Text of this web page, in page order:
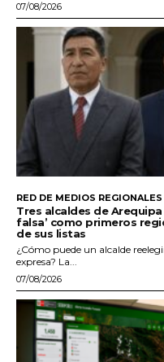
07/08/2026
RED DE MEDIOS REGIONALES
Tres alcaldes de
falsa’ como primeros
de sus listas
¿Cómo puede un alcalde
expresa? La...
07/08/2026